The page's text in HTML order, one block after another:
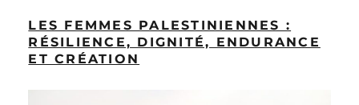
LES FEMMES PALESTINIENNES :
RÉSILIENCE, DIGNITÉ, ENDURANCE
ET CRÉATION